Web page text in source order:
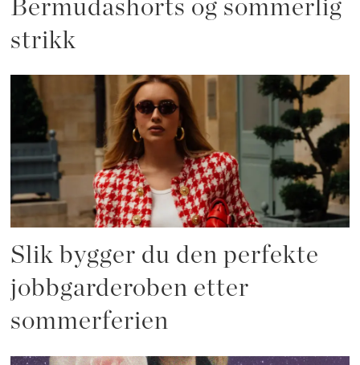
Bermudashorts og sommerlig
strikk
Slik bygger du den perfekte
jobbgarderoben etter
sommerferien